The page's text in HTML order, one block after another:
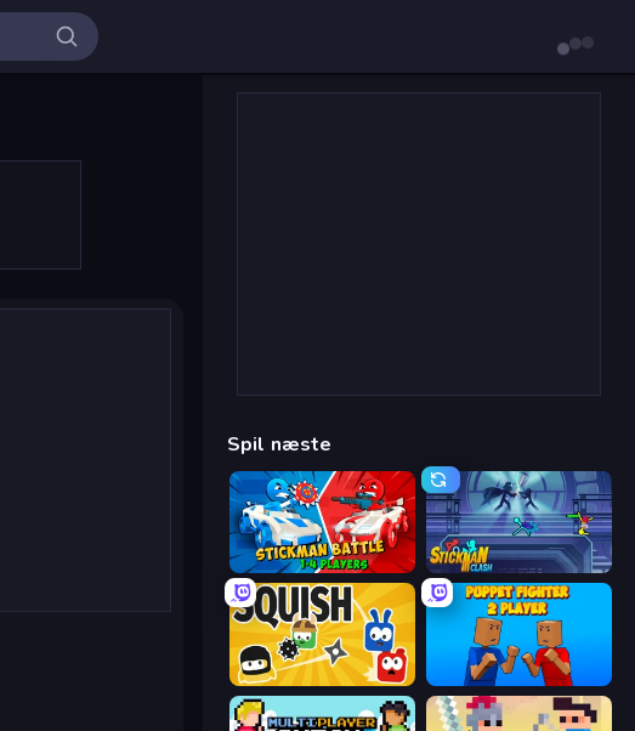
Spil næste
Stickman battle 1-4 Players Stickman Clash
Squish Puppet Fighter 2 Player